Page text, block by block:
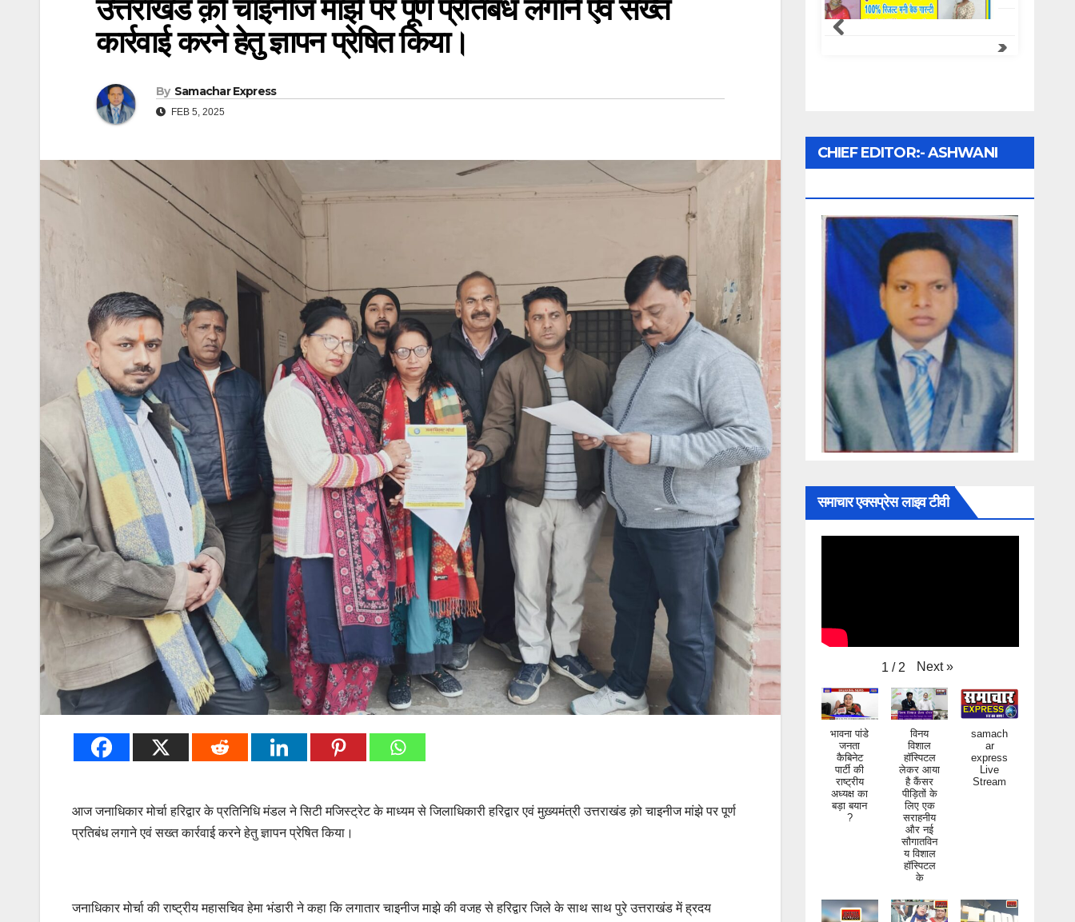
उत्तराखंड क़ो चाइनीज मांझे पर पूर्ण प्रतिबंध लगाने एवं सख्त
कार्रवाई करने हेतु ज्ञापन प्रेषित किया।
By Samachar Express
FEB 5, 2025
आज जनाधिकार मोर्चा हरिद्वार के प्रतिनिधि मंडल ने सिटी मजिस्ट्रेट के माध्यम से जिलाधिकारी हरिद्वार एवं मुख़्यमंत्री उत्तराखंड क़ो चाइनीज मांझे पर पूर्ण
प्रतिबंध लगाने एवं सख्त कार्रवाई करने हेतु ज्ञापन प्रेषित किया।
जनाधिकार मोर्चा की राष्ट्रीय महासचिव हेमा भंडारी ने कहा कि लगातार चाइनीज माझे की वजह से हरिद्वार जिले के साथ साथ पुरे उत्तराखंड में ह्रदय
Samachar Express
CHIEF EDITOR:- ASHWANI
UPADHYAY
समाचार एक्सप्रेस लाइव टीवी
भावना पांडे
जनता
कैबिनेट
पार्टी की
राष्ट्रीय
अध्यक्ष का
बड़ा बयान
?
विनय
विशाल
हॉस्पिटल
लेकर आया
है कैंसर
पीड़ितों के
लिए एक
सराहनीय
और नई
सौगातविन
य विशाल
हॉस्पिटल
के
samach
ar
express
Live
Stream